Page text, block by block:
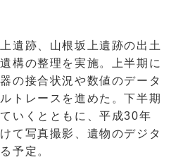
遺跡、山根坂上遺跡の出土
構の整理を実施。上半期に
の接合状況や数値のデータ
トレースを進めた。下半期
いくとともに、平成30年
て写真撮影、遺物のデジタ
予定。